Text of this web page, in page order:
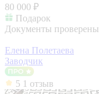
80 000 ₽
Подарок
Документы проверены
Елена Полетаева
Заводчик
5 1 отзыв